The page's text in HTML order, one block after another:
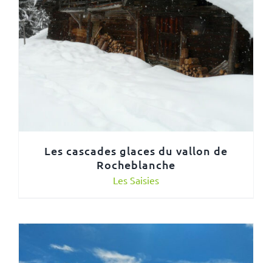
Les cascades glaces du vallon de
Rocheblanche
Les Saisies